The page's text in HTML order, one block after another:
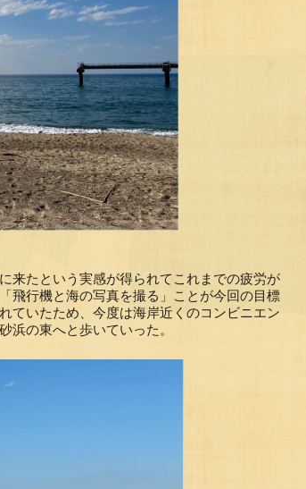
来たという実感が得られてこれまでの疲労が
飛行機と海の写真を撮る」ことが今回の目標
ていたため、今度は海岸近くのコンビニエン
浜の東へと歩いていった。